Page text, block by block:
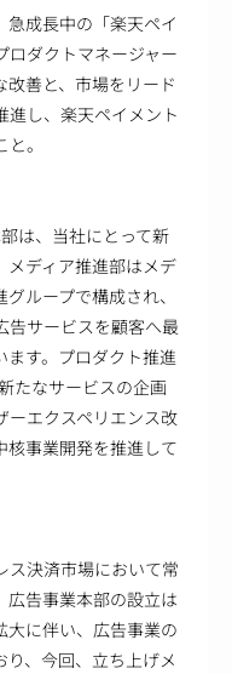
成長中の「楽天ペイ
ロダクトマネージャー
改善と、市場をリード
進し、楽天ペイメント
。
は、当社にとって新
メディア推進部はメデ
ループで構成され、
告サービスを顧客へ最
す。プロダクト推進
たなサービスの企画
ーエクスペリエンス改
核事業開発を推進して
ス決済市場において常
広告事業本部の設立は
大に伴い、広告事業の
、今回、立ち上げメ